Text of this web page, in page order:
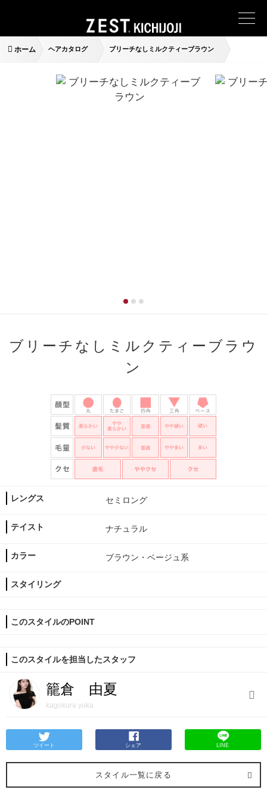
ホーム ヘアカタログ ブリーチなしミルクティーブラウン
ブリーチなしミルクティーブラウ
ン
レングス セミロング
テイスト ナチュラル
カラー ブラウン・ベージュ系
スタイリング
このスタイルのPOINT
このスタイルを担当したスタッフ
籠倉 由夏
kagokura yuka
ツイート シェア LINE
スタイル一覧に戻る